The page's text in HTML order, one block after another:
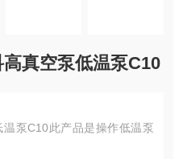
高真空泵低温泵C10
温泵C10此产品是操作低温泵